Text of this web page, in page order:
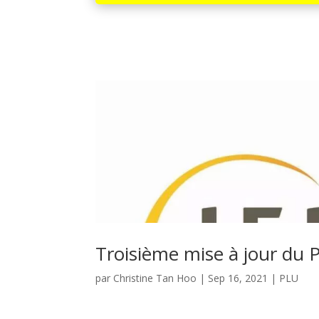
Troisième mise à jour du
par Christine Tan Hoo | Sep 16, 2021 | PLU